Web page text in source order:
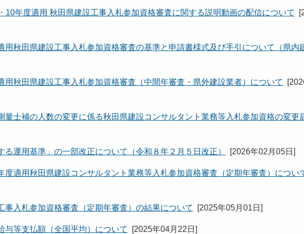
10年度適用 秋田県建設工事入札参加資格審査に関する説明動画の配信について [
用秋田県建設工事入札参加資格審査の基準と申請書様式及び手引について（県内
用秋田県建設工事入札参加資格審査（中間年審査・県外建設業者）について [
量士補の人数の変更に係る秋田県建設コンサルタント業務等入札参加資格の変更
る運用基準」の一部改正について（令和８年２月５日改正） [2026年02月05日 ]
度適用秋田県建設コンサルタント業務等入札参加資格審査（定期年審査）につい
事入札参加資格審査（定期年審査）の結果について [2025年05月01日 ]
与等支払額（全国平均）について [2025年04月22日 ]